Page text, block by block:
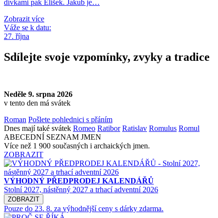
dívkami pak Elišek. Jakub je…
Zobrazit více
Váže se k datu:
27. října
Sdílejte svoje vzpomínky, zvyky a tradice
Neděle 9. srpna 2026
v tento den má svátek
Roman Pošlete pohlednici s přáním
Dnes mají také svátek Romeo Ratibor Ratislav Romulus Romul
ABECEDNÍ SEZNAM JMEN
Více než 1 900 současných i archaických jmen.
ZOBRAZIT
VÝHODNÝ PŘEDPRODEJ KALENDÁŘŮ
Stolní 2027, nástěnný 2027 a trhací adventní 2026
ZOBRAZIT
Pouze do 23. 8. za výhodnější ceny s dárky zdarma.